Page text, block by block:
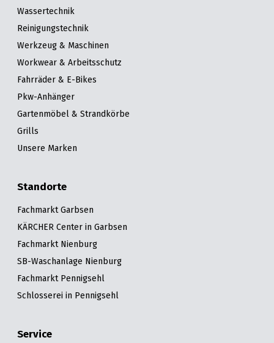
Wassertechnik
Reinigungstechnik
Werkzeug & Maschinen
Workwear & Arbeitsschutz
Fahrräder & E-Bikes
Pkw-Anhänger
Gartenmöbel & Strandkörbe
Grills
Unsere Marken
Standorte
Fachmarkt Garbsen
KÄRCHER Center in Garbsen
Fachmarkt Nienburg
SB-Waschanlage Nienburg
Fachmarkt Pennigsehl
Schlosserei in Pennigsehl
Service